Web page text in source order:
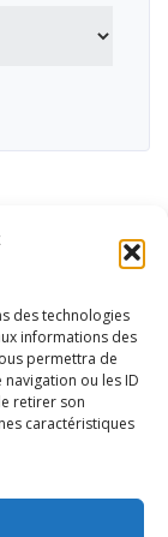
des technologies
informations des
permettra de
ou les ID
retirer son
caractéristiques